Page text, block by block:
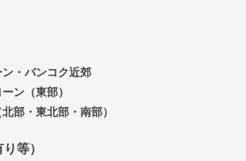
・バンコク近郊
ン（東部）
部・東北部・南部）
等）